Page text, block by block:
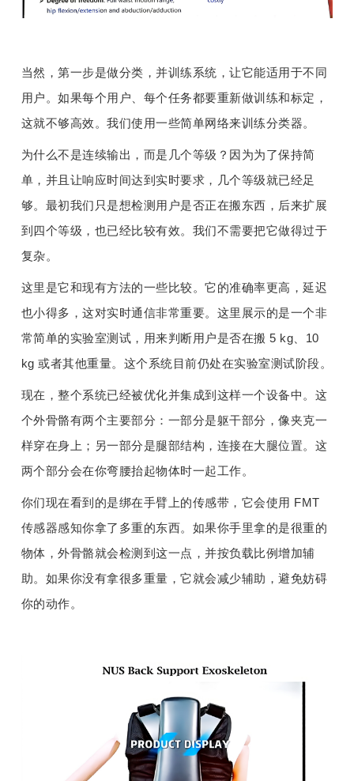
当然，第一步是做分类，并训练系统，让它能适用于不同
用户。如果每个用户、每个任务都要重新做训练和标定，
这就不够高效。我们使用一些简单网络来训练分类器。
为什么不是连续输出，而是几个等级？因为为了保持简
单，并且让响应时间达到实时要求，几个等级就已经足
够。最初我们只是想检测用户是否正在搬东西，后来扩展
到四个等级，也已经比较有效。我们不需要把它做得过于
复杂。
这里是它和现有方法的一些比较。它的准确率更高，延迟
也小得多，这对实时通信非常重要。这里展示的是一个非
常简单的实验室测试，用来判断用户是否在搬 5 kg、10
kg 或者其他重量。这个系统目前仍处在实验室测试阶段。
现在，整个系统已经被优化并集成到这样一个设备中。这
个外骨骼有两个主要部分：一部分是躯干部分，像夹克一
样穿在身上；另一部分是腿部结构，连接在大腿位置。这
两个部分会在你弯腰抬起物体时一起工作。
你们现在看到的是绑在手臂上的传感带，它会使用 FMT
传感器感知你拿了多重的东西。如果你手里拿的是很重的
物体，外骨骼就会检测到这一点，并按负载比例增加辅
助。如果你没有拿很多重量，它就会减少辅助，避免妨碍
你的动作。